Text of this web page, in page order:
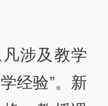
涉及教学
经验”。新